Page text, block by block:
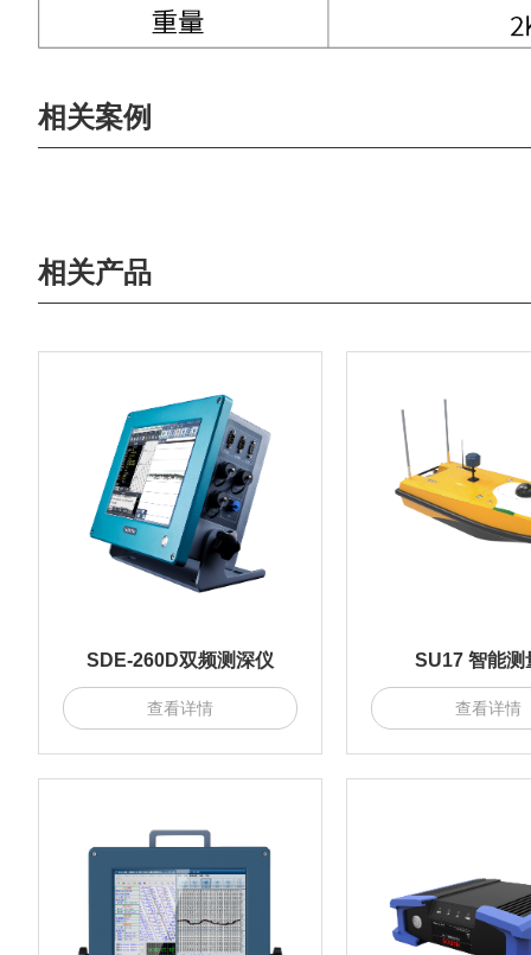
相关案例
相关产品
SDE-260D双频测深仪
查看详情
SU17 智能测
查看详情